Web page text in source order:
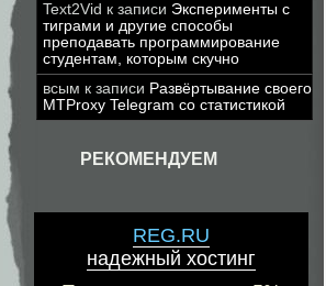
Text2Vid к записи Эксперименты с
тиграми и другие способы
преподавать программирование
студентам, которым скучно
всым к записи Развёртывание своего
MTProxy Telegram со статистикой
РЕКОМЕНДУЕМ
REG.RU
надежный хостинг